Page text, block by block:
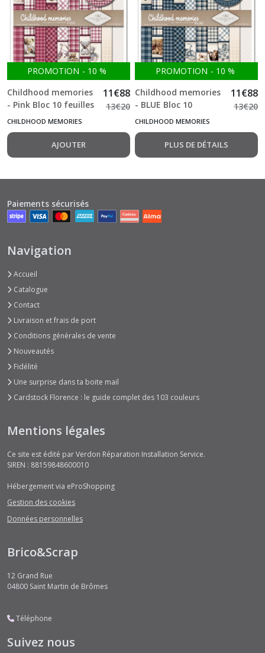
PROMOTION - 10 %
Childhood memories
- Pink Bloc 10 feuilles
simple face 32*31 cm
11€88
13€20
CHILDHOOD MEMORIES
AJOUTER
PROMOTION - 10 %
Childhood memories
- BLUE Bloc 10
feuilles simple face
11€88
13€20
CHILDHOOD MEMORIES
PLUS DE DÉTAILS
Color
(2)
Botanical
Garden
in
Winter
Carnival
(29)
Childhood
(2)
Wishes
Decorated
Frost
(1)
Post
of
Dreams
(1)
Stories
Inspired
Paiements sécurisés
Navigation
Accueil
Catalogue
Contact
Livraison et frais de port
Conditions générales de vente
Nouveautés
Fidélité
Une surprise dans ta boite mail
Cardstock Florence : le guide complet des 103 couleurs
Mentions légales
Ce site est édité par Verdon Réparation Installation Service.
SIREN : 88159848600010
Hébergement via eProShopping
Gestion des cookies
Données personnelles
Brico&Scrap
12 Grand Rue
04800 Saint Martin de Brômes
Téléphone
Suivez nous